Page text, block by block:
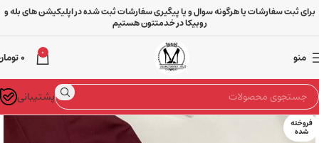
برای ثبت سفارشات یا هرگونه سوال و یا پیگیری سفارشات ثبت شده در اپلیکیشن های بله و
روبیکا در خدمتتون هستیم
منو 0
0
پشتیبانی خانه انواع کیف
فروخته
شده